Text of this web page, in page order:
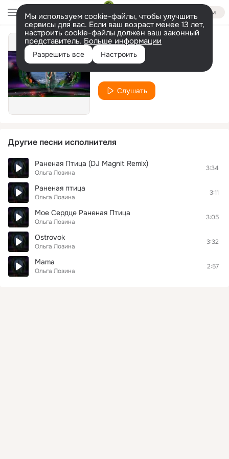
Войти
Мы используем cookie-файлы, чтобы улучшить
сервисы для вас. Если ваш возраст менее 13 лет,
настроить cookie-файлы должен ваш законный
представитель. Больше информации
Разрешить все Настроить
Набери мой номер
Слушать
Другие песни исполнителя
Раненая Птица (DJ Magnit Remix)
Ольга Лозина
3:34
Раненая птица
Ольга Лозина
3:11
Мое Сердце Раненая Птица
Ольга Лозина
3:05
Ostrovok
Ольга Лозина
3:32
Mama
Ольга Лозина
2:57